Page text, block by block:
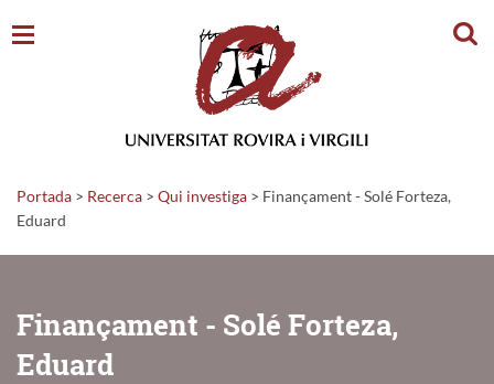
Portada > Recerca > Qui investiga > Finançament - Solé Forteza,
Eduard
Finançament - Solé Forteza,
Eduard